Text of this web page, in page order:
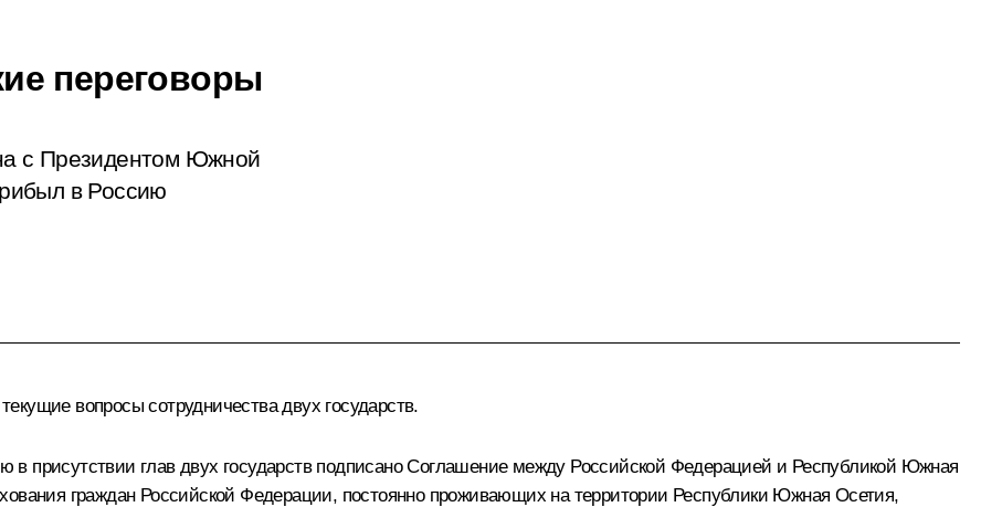
переговоры
с Президентом Южной
в Россию
вопросы сотрудничества двух государств.
присутствии глав двух государств подписано Соглашение между Российской Федерацией и Республикой Южная
граждан Российской Федерации, постоянно проживающих на территории Республики Южная Осетия,